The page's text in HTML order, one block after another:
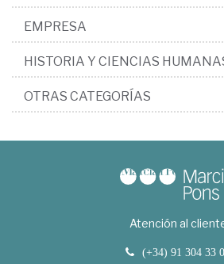
EMPRESA
HISTORIA Y CIENCIAS
OTRAS CATEGORÍAS
Atención al
(+34) 91 304 33